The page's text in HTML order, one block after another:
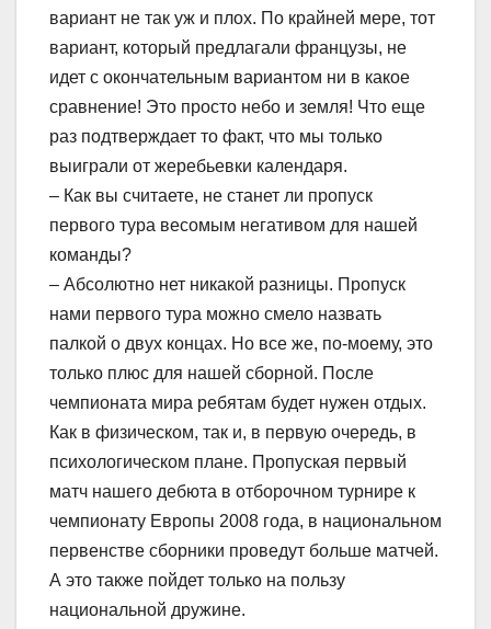
вариант не так уж и плох. По крайней мере, тот
вариант, который предлагали французы, не
идет с окончательным вариантом ни в какое
сравнение! Это просто небо и земля! Что еще
раз подтверждает то факт, что мы только
выиграли от жеребьевки календаря.
– Как вы считаете, не станет ли пропуск
первого тура весомым негативом для нашей
команды?
– Абсолютно нет никакой разницы. Пропуск
нами первого тура можно смело назвать
палкой о двух концах. Но все же, по-моему, это
только плюс для нашей сборной. После
чемпионата мира ребятам будет нужен отдых.
Как в физическом, так и, в первую очередь, в
психологическом плане. Пропуская первый
матч нашего дебюта в отборочном турнире к
чемпионату Европы 2008 года, в национальном
первенстве сборники проведут больше матчей.
А это также пойдет только на пользу
национальной дружине.